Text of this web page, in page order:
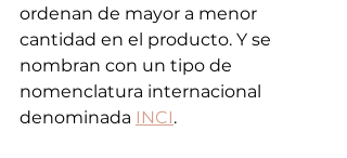
ordenan de mayor a menor
cantidad en el producto. Y se
nombran con un tipo de
nomenclatura internacional
denominada INCI.